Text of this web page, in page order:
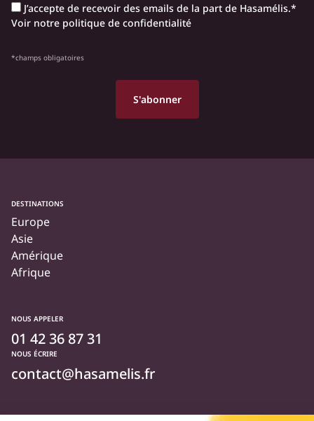
J’accepte de recevoir des emails de la part de Hasamélis.*
Voir notre politique de confidentialité
*champs obligatoires
DESTINATIONS
Europe
Asie
Amérique
Afrique
NOUS APPELER
01 42 36 87 31
NOUS ÉCRIRE
contact@hasamelis.fr